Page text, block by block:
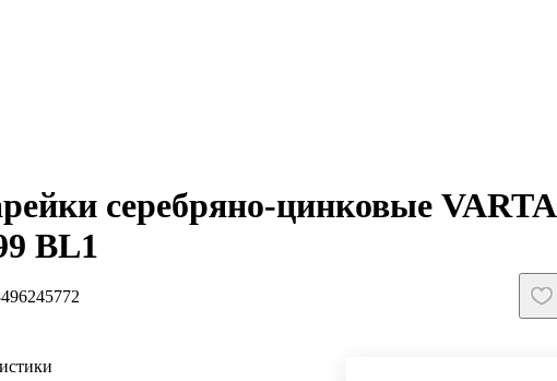
серебряно-цинковые VARTA
BL1